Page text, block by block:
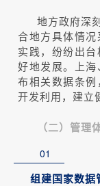
地方政府深
合地方具体情
实践，纷纷出
好地发展。上
布相关数据条
开发利用，建立
（二）管理
01
组建国家数据